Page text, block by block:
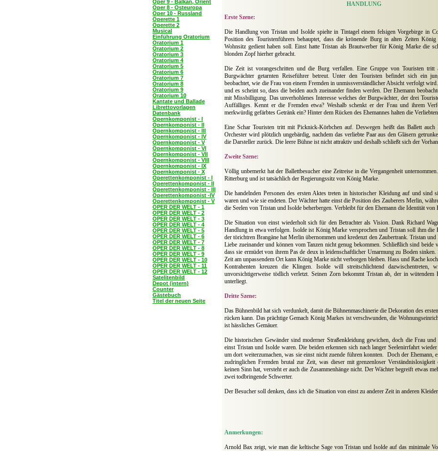
Oper 9 - Balkan, Orient
Oper 8 - Osteuropa
Oper 10 - Russland
Operette 1
Operette 2
Musical
Einführung Oratorium
Oratorium 1
Oratorium 2
Oratorium 3
Oratorium 4
Oratorium 5
Oratorium 6
Oratorium 7
Oratorium 8
Oratorium 9
Oratorium 10
Kantate und Ballade
Librettovorlagen
Datenbank
Opernkomponist - I
Opernkomponist - II
Opernkomponist - III
Opernkomponist - IV
Opernkomponist - V
Opernkomponist - VI
Opernkomponist - VII
Opernkomponist - VIII
Opernkomponist - IX
Opernkomponist - X
Operettenkomponist - I
Operettenkomponist - II
Operettenkomponist - III
Operettenkomponist -IV
Operettenkomponist - V
OPER DER WELT - 1
OPER DER WELT - 2
OPER DER WELT - 3
OPER DER WELT - 4
OPER DER WELT - 5
OPER DER WELT - 6
OPER DER WELT - 7
OPER DER WELT - 8
OPER DER WELT - 9
OPER DER WELT - 10
OPER DER WELT - 11
OPER DER WELT - 12
Satelitenbild
Depot (intern)
Counter
Gästebuch
Titel der neuen Seite
HANDLUNG
Erste Szene:
Die Handlung von Tristan und Isolde spielte in Tintagel einem felsigen Vorgebirge in
Position des Touristenführers behauptet, dass die krönende Burg in alten Zeiten
Wohnsitz gedient haben soll. Einst hatte Tristan als Brautwerber für König Marke die
blonden Zopf hierher gebracht.
Die Zeit ist vorangeschritten und die Burg verfallen. Eine Gruppe von Touristen
Burgwächter getarnten Reiseführer betreut. Unter den Touristen befindet sich ein
beobachtet, wie die Frau von einem Fremden in unmissverständlicher Absicht verfolgt
und es scheint so, dass die beiden auch zueinander finden werden. Der Ehemann
mit Missbilligung. Das unverhohlenes Interesse welches der Burgwächter, der drei
Auffälliges. Kennt er die Fremden etwa? Weshalb schenkt er der Frau und ihrem
merkwürdig gefärbtes Getränk ein? Hinter dem Rücken des Ehemannes halten die
Eine Schar Touristen tritt mit Picknick-Körbchen auf. Deswegen heißt das Ballett
Orchester wird plötzlich ungebärdig, nachdem das verliebte Paar aus den Gläsern
die Darsteller zurück. Die leere Bühne ist nicht attraktiv und deshalb schließt sich der
Zweite Szene:
Völlig unbemerkt hat der Ballettbesucher eine Zeitreise in die Vergangenheit
Ritterburg und ist tatsächlich der Regierungssitz von König Marke.
Die handelnden Personen des ersten Aktes treten in historischer Kleidung auf und sind
waren und wie sie endeten. Der Wächter hatte einst die Position des Zauberers Merlin,
die Seelen von Tristan und Isolde beherbergen. Verbleibt für den Ehemann die Identität
Die Situation von einst wiederholt sich für den Betrachter als Vision. Dank Richard
Handlung in etwa verfolgen. Isolde ist König Marke versprochen und Tristan soll ihm die
der törichtren Brangäne hat Merlin übernommen und kredenzt den Zaubertrank. Tristan
Liebe zueinander und können vom Tanzen nicht genug bekommen. Schließlich sind beide
dass sie ermüdet von ihrem Pas de deux in leidenschaftlicher Umarmung zu Boden
Zeit am unpassendem Ort kann König Marke nicht verborgen bleiben. Hass und Rache
Kontrahenten kreuzen die Klingen. Isolde will streitschlichtend dazwischentreten,
unvorsichtigerweise tödlich verletzt. Seinen Zorn bekommt Tristan ab, der in wütendem
unterliegt.
Dritte Szene:
Das Bühnenbild hat sich verdunkelt, damit die Bühnenmaschinerie die Dekoration des
rücken kann. Das prächtige Gemach König Markes ist verschwunden, die
ist hässliches Gemäuer.
Die historischen Gewänder sind moderner Straßenkleidung gewichen, doch die Frau und
einst Tristan und Isolde waren. Die beiden erkennen sich nach langer Seelenirrfahrt
um dort weiterzumachen, was sie einst nicht zuende führen konnten. Doch der Ehemann,
zudringlichen Fremden brutal zur Zeit, was dieser mit grenzenloser
keinen Sinn hat, versteht er auch die Zusammenhänge nicht. Der Wächter begreift etwas
zwei todbringende Schwerter.
Der Besucher soll denken, dass ich die Situation von einst zu anderer Zeit in anderen
Anmerkungen:
Arnold Bax zeigt, wie man die keltische Sage von Tristan und Isolde auf das minimale